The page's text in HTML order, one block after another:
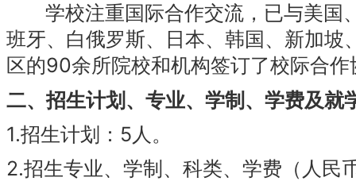
学校注重国际合作交流，已与美国
班牙、白俄罗斯、日本、韩国、新加
区的90余所院校和机构签订了校际合
二、招生计划、专业、学制、学费及就
1.招生计划：5人。
2.招生专业、学制、科类、学费（人民